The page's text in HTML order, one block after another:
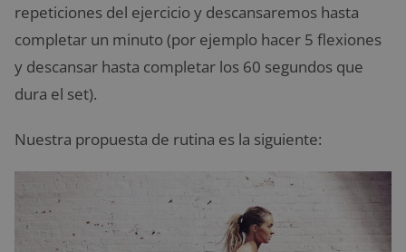
repeticiones del ejercicio y descansaremos hasta
completar un minuto (por ejemplo hacer 5 flexiones
y descansar hasta completar los 60 segundos que
dura el set).
Nuestra propuesta de rutina es la siguiente: